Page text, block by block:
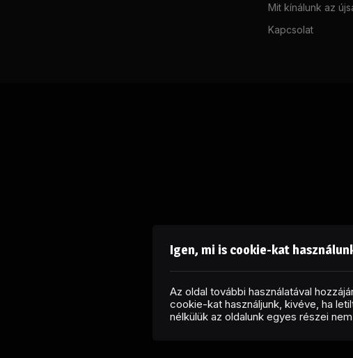
Mit kínálunk az
Kapcsolat
Igen, mi is cookie-kat
Az oldal további használatával
cookie-kat használjunk, kivéve, ha
nélkülük az oldalunk egyes részei